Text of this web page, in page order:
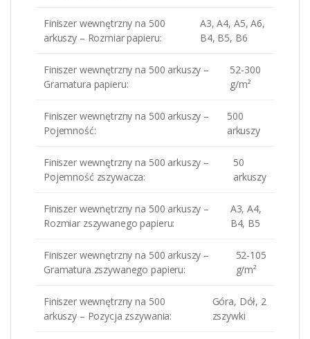
Finiszer wewnętrzny na 500
arkuszy – Rozmiar papieru:
A3, A4, A5, A6,
B4, B5, B6
Finiszer wewnętrzny na 500 arkuszy –
Gramatura papieru:
52-300
g/m²
Finiszer wewnętrzny na 500 arkuszy –
Pojemność:
500
arkuszy
Finiszer wewnętrzny na 500 arkuszy –
Pojemność zszywacza:
50
arkuszy
Finiszer wewnętrzny na 500 arkuszy –
Rozmiar zszywanego papieru:
A3, A4,
B4, B5
Finiszer wewnętrzny na 500 arkuszy –
Gramatura zszywanego papieru:
52-105
g/m²
Finiszer wewnętrzny na 500
arkuszy – Pozycja zszywania:
Góra, Dół, 2
zszywki